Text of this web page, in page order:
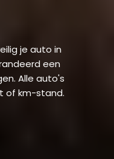
je auto in
een
Alle auto's
of km-stand.